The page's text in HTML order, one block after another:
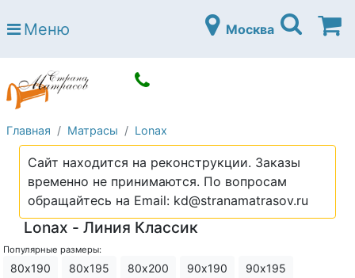
Страна матрасов
Open submenu (Матрасы)
Open submenu (Кровати)
Кровати
Open submenu (Аксессуары)
Open submenu (Диваны)
Диваны
Open submenu (Постельное белье)
Постельное белье
Open submenu (Мебель)
Мебель
Open submenu (Основания)
Основания
Open submenu (Детские матрасы)
Детские матрасы
Меню Москва
Главная Матрасы Lonax
Сайт находится на реконструкции. Заказы
временно не принимаются. По вопросам
обращайтесь на Email: kd@stranamatrasov.ru
Lonax - Линия Классик
Популярные размеры:
80х190 80х195 80х200 90х190 90х195